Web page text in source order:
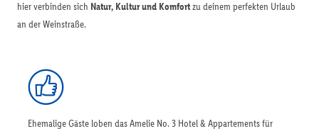
hier verbinden sich Natur, Kultur und Komfortzu deinem perfekten Urlaub
an der Weinstraße.
Ehemalige Gäste loben das Amelie No. 3 Hotel & Appartements für